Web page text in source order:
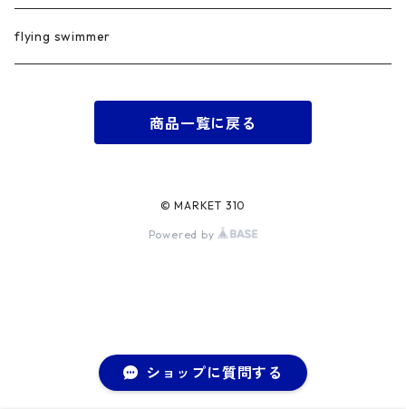
ショップに質問する
flying swimmer
商品一覧に戻る
© MARKET 310
Powered by